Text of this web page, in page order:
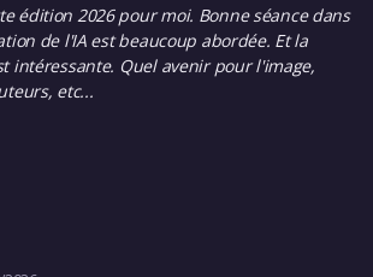
édition 2026 pour moi. Bonne séance dans
de l'IA est beaucoup abordée. Et la
intéressante. Quel avenir pour l'image,
etc...